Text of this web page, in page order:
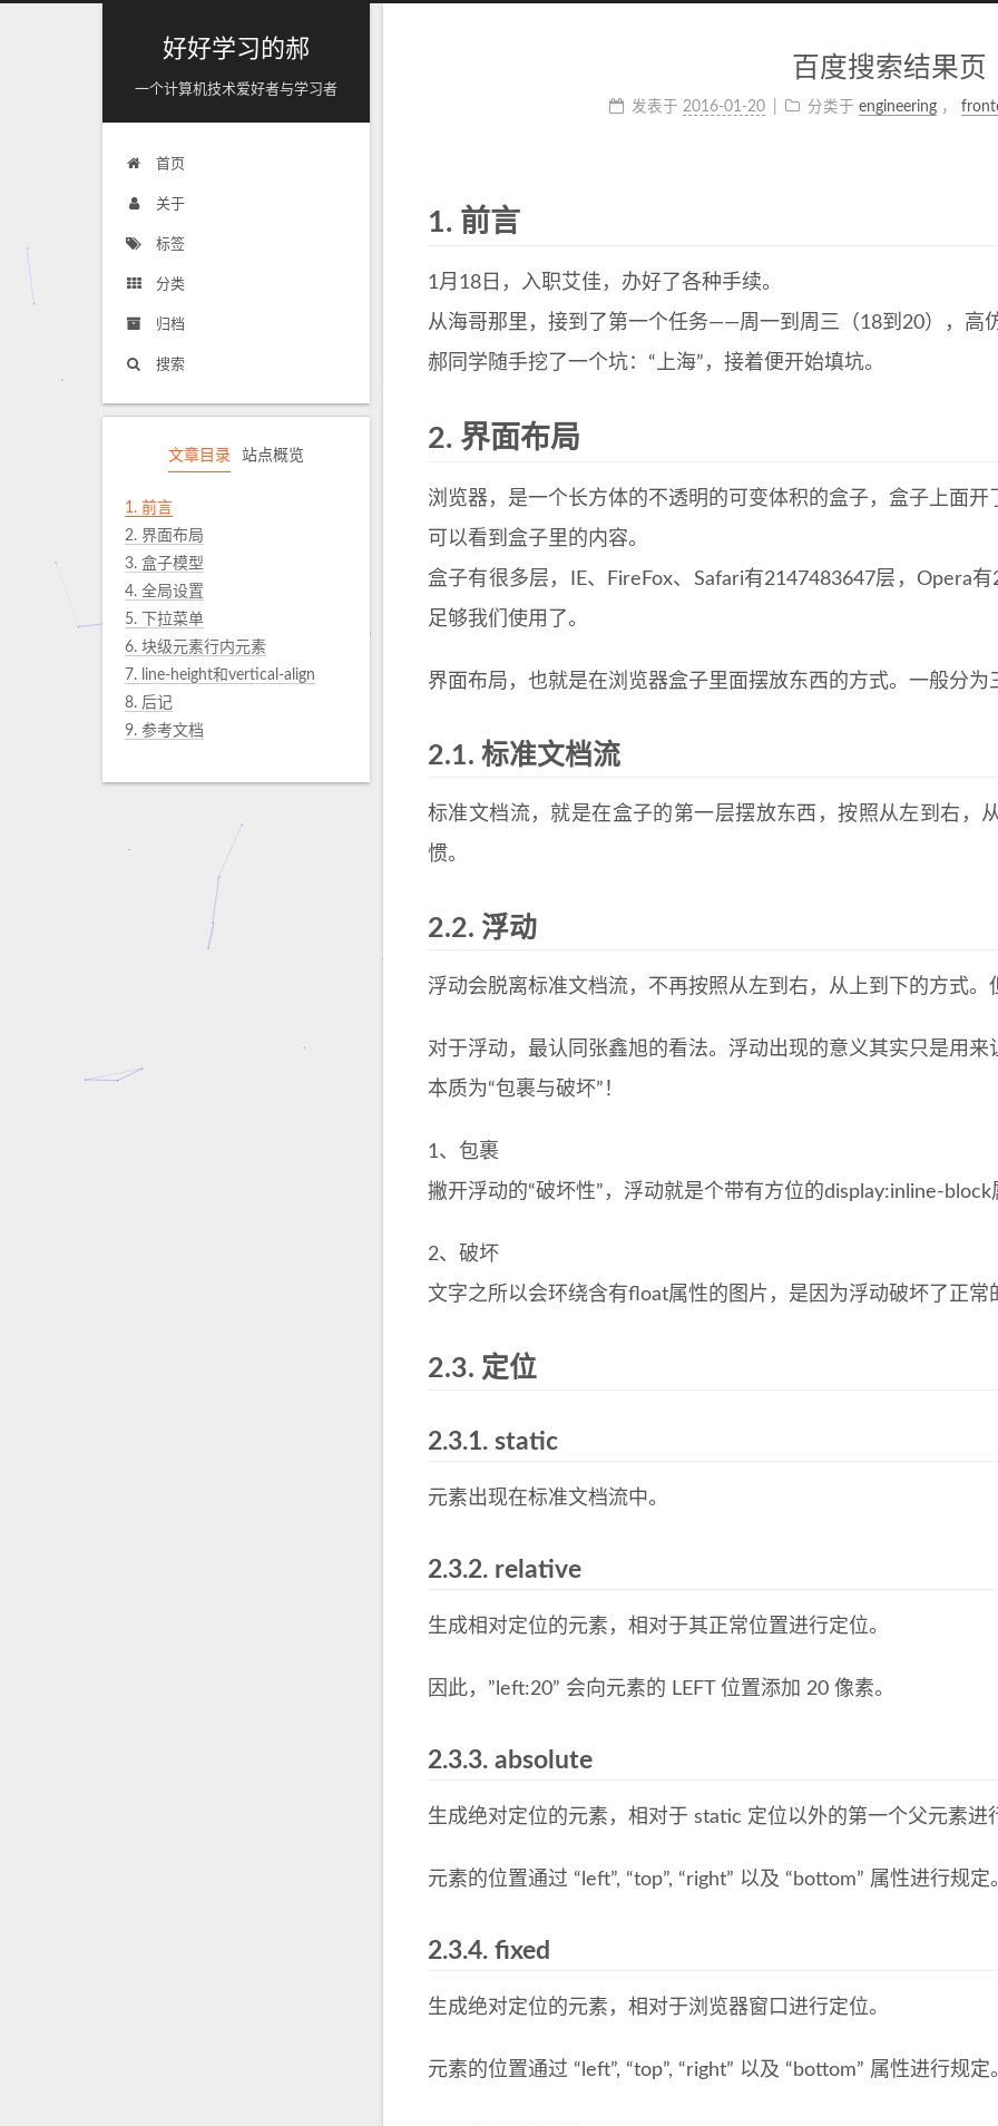
好好学习的郝
一个计算机技术爱好者与学习者
首页
关于
标签
分类
归档
搜索
百度搜索结果页
发表于 2016-01-20 分类于 engineering，
1. 前言
1月18日，入职艾佳，办好了各种手续。
从海哥那里，接到了第一个任务——周一到周三（18到20），高
郝同学随手挖了一个坑：“上海”，接着便开始填坑。
2. 界面布局
浏览器，是一个长方体的不透明的可变体积的盒子，盒子上面开
可以看到盒子里的内容。
盒子有很多层，IE、FireFox、Safari有2147483647层，Opera
足够我们使用了。
界面布局，也就是在浏览器盒子里面摆放东西的方式。一般分为
2.1. 标准文档流
标准文档流，就是在盒子的第一层摆放东西，按照从左到右，
惯。
2.2. 浮动
浮动会脱离标准文档流，不再按照从左到右，从上到下的方式。
对于浮动，最认同张鑫旭的看法。浮动出现的意义其实只是用
本质为“包裹与破坏”！
1、包裹
撇开浮动的“破坏性”，浮动就是个带有方位的display:inline-block
2、破坏
文字之所以会环绕含有float属性的图片，是因为浮动破坏了正常
2.3. 定位
2.3.1. static
元素出现在标准文档流中。
2.3.2. relative
生成相对定位的元素，相对于其正常位置进行定位。
因此，”left:20” 会向元素的 LEFT 位置添加 20 像素。
2.3.3. absolute
生成绝对定位的元素，相对于 static 定位以外的第一个父元素进
元素的位置通过 “left”, “top”, “right” 以及 “bottom” 属性进行规定
2.3.4. fixed
生成绝对定位的元素，相对于浏览器窗口进行定位。
元素的位置通过 “left”, “top”, “right” 以及 “bottom” 属性进行规定
文章目录 站点概览
1. 前言
2. 界面布局
3. 盒子模型
4. 全局设置
5. 下拉菜单
6. 块级元素行内元素
7. line-height和vertical-align
8. 后记
9. 参考文档